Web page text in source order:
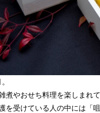
煮やおせち料理を楽しまれ
を受けている人の中には「